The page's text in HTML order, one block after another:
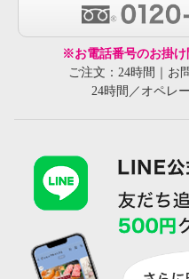
※お電話番号のお掛け
ご注文：24時間｜お
24時間／オペレ